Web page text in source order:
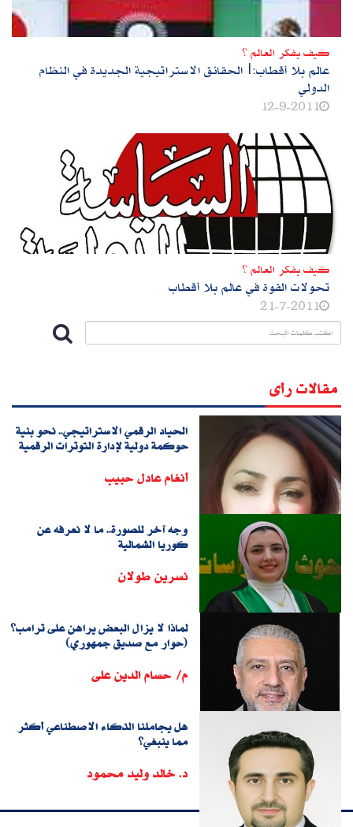
كيف يفكر العالم ؟
عالم بلا أقطاب:|الحقائق الاستراتيجية الجديدة في النظام
الدولي
12-9-2011
كيف يفكر العالم ؟
تحولات القوة في عالم بلا أقطاب
21-7-2011
مقالات رأى
الحياد الرقمي الاستراتيجي.. نحو بنية
حوكمة دولية لإدارة التوترات الرقمية
أنغام عادل حبيب
وجه آخر للصورة.. ما لا نعرفه عن
كوريا الشمالية
نسرين طولان
لماذا لا يزال البعض يراهن على ترامب؟
(حوار مع صديق جمهوري)
م/ حسام الدين على
هل يجاملنا الذكاء الاصطناعي أكثر
مما ينبغي؟
د. خالد وليد محمود